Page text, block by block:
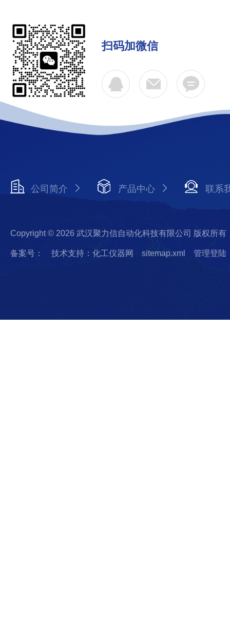
扫码加微信
公司简介 产品中心 联系
Copyright © 2026 武汉聚力信自动化科技有限公司 版权所有
备案号： 技术支持：化工仪器网 sitemap.xml 管理登陆